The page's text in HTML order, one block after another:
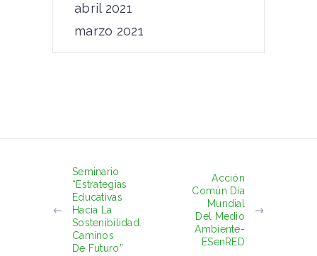
abril 2021
marzo 2021
Seminario
“Estrategias
Educativas
Hacia La
Sostenibilidad.
Caminos
De Futuro”
Acción
Común Día
Mundial
Del Medio
Ambiente-
ESenRED